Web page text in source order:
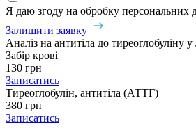
Я даю згоду на обробку персональних
Залишити заявку
Аналіз на антитіла до тиреоглобуліну
Забір крові
130 грн
Записатись
Тиреоглобулін, антитіла (АТТГ)
380 грн
Записатись